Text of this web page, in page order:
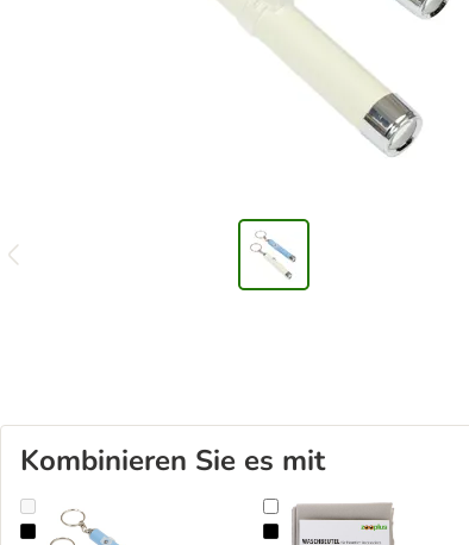
Kombinieren Sie es mit
zooplus Basics LED-Pointer Heizungsliege Relax